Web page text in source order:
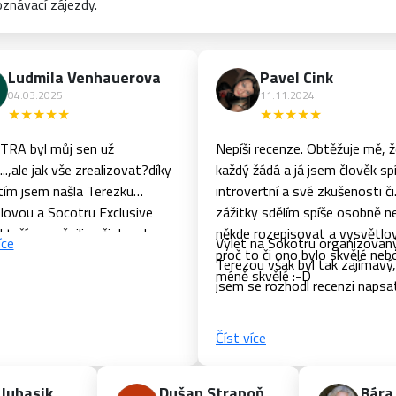
zájezdy.
Ludmila Venhauerova
04.03.2025
★★★★★
byl můj sen už
jak vše zrealizovat?díky
jsem našla Terezku
a Socotru Exclusive
proměnili naši dovolenou
moc
jsem si v čem a
Pavel Cink
11.11.2024
★★★★★
Nepíši recenze. Obtěžuje mě,
každý žádá a já jsem člověk
introvertní a své zkušenosti či
zážitky sdělím spíše osobně
někde rozepisovat a
proč to či ono bylo skvělé
méně skvělé :-D
Výlet na Sokotru
Terezou však byl tak
jsem se rozhodl recenzi
Číst více